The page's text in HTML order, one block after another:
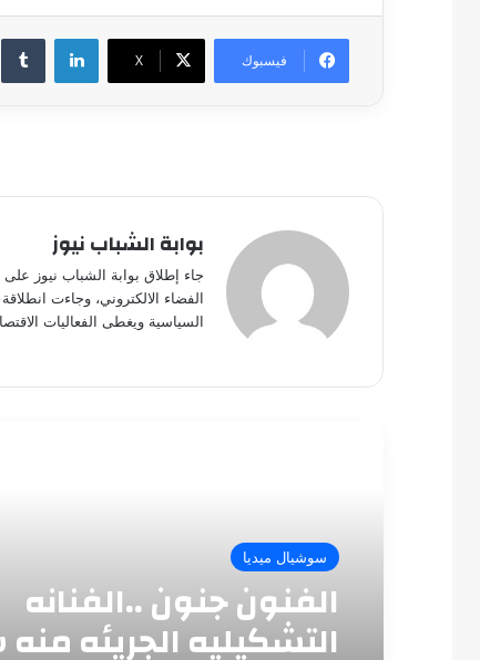
فيسبوك ‫X
لينكدإن
بوابة الشباب نيوز
جاء إطلاق بوابة الشباب نيوز
الفضاء الالكتروني، وجاءت
السياسية ويغطى الفعاليات
سوشيال ميديا
الفنون جنون ..الفنانه
التشكيليه الجريئه